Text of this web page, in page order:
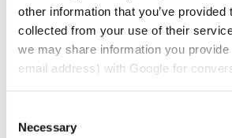
other information that you’ve provided
collected from your use of their
we may share information you
email address) with Google for
Selection
Necessary